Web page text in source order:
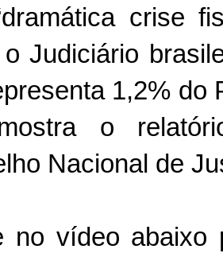
crise
Judiciário
1,2% do
o
Nacional de
no vídeo